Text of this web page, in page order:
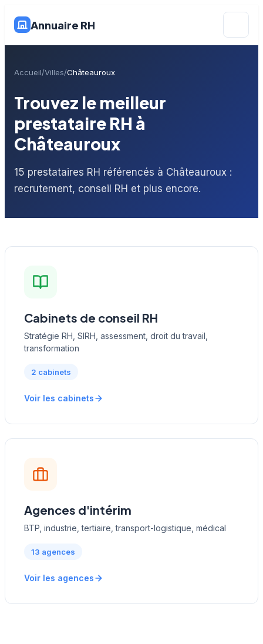
Annuaire RH
Accueil Villes Châteauroux
Trouvez le meilleur
prestataire RH à
Châteauroux
15 prestataires RH référencés à Châteauroux :
recrutement, conseil RH et plus encore.
Cabinets de conseil RH
Stratégie RH, SIRH, assessment, droit du travail,
transformation
2 cabinets
Voir les cabinets
Agences d'intérim
BTP, industrie, tertiaire, transport-logistique, médical
13 agences
Voir les agences